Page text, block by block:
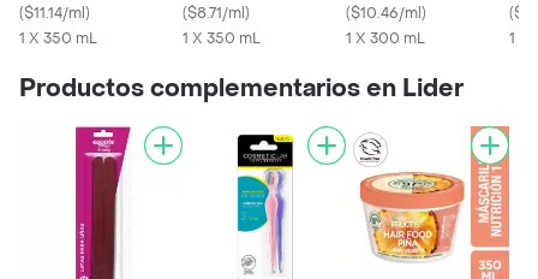
Vera Hidratación
($11.14/ml)
1 X 350 mL
Revitalizante Hair
Food Sandía
($8.71/ml)
1 X 350 mL
Food Sandia
($10.46/ml)
1 X 300 mL
(
1 X
Productos complementarios en Lider